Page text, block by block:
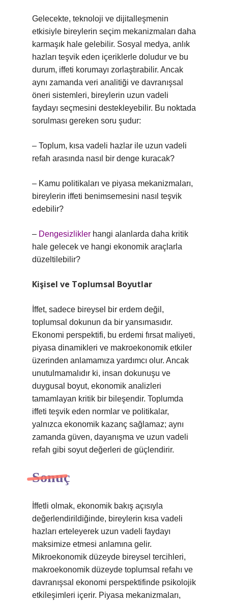
Gelecekte, teknoloji ve dijitalleşmenin
etkisiyle bireylerin seçim mekanizmaları daha
karmaşık hale gelebilir. Sosyal medya, anlık
hazları teşvik eden içeriklerle doludur ve bu
durum, iffeti korumayı zorlaştırabilir. Ancak
aynı zamanda veri analitiği ve davranışsal
öneri sistemleri, bireylerin uzun vadeli
faydayı seçmesini destekleyebilir. Bu noktada
sorulması gereken soru şudur:
– Toplum, kısa vadeli hazlar ile uzun vadeli
refah arasında nasıl bir denge kuracak?
– Kamu politikaları ve piyasa mekanizmaları,
bireylerin iffeti benimsemesini nasıl teşvik
edebilir?
– Dengesizlikler hangi alanlarda daha kritik
hale gelecek ve hangi ekonomik araçlarla
düzeltilebilir?
Kişisel ve Toplumsal Boyutlar
İffet, sadece bireysel bir erdem değil,
toplumsal dokunun da bir yansımasıdır.
Ekonomi perspektifi, bu erdemi fırsat maliyeti,
piyasa dinamikleri ve makroekonomik etkiler
üzerinden anlamamıza yardımcı olur. Ancak
unutulmamalıdır ki, insan dokunuşu ve
duygusal boyut, ekonomik analizleri
tamamlayan kritik bir bileşendir. Toplumda
iffeti teşvik eden normlar ve politikalar,
yalnızca ekonomik kazanç sağlamaz; aynı
zamanda güven, dayanışma ve uzun vadeli
refah gibi soyut değerleri de güçlendirir.
Sonuç
İffetli olmak, ekonomik bakış açısıyla
değerlendirildiğinde, bireylerin kısa vadeli
hazları erteleyerek uzun vadeli faydayı
maksimize etmesi anlamına gelir.
Mikroekonomik düzeyde bireysel tercihleri,
makroekonomik düzeyde toplumsal refahı ve
davranışsal ekonomi perspektifinde psikolojik
etkileşimleri içerir. Piyasa mekanizmaları,